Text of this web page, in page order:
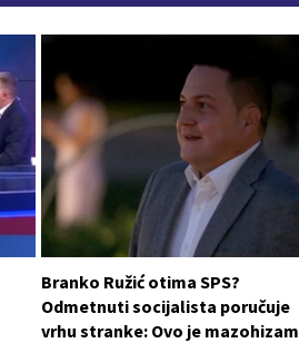
Branko Ružić otima SPS?
Odmetnuti socijalista poručuje
vrhu stranke: Ovo je mazohizam